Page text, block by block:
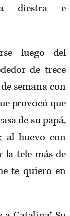
diestra e
luego del
de trece
semana con
provocó que
de su papá,
al huevo con
la tele más de
te quiero en